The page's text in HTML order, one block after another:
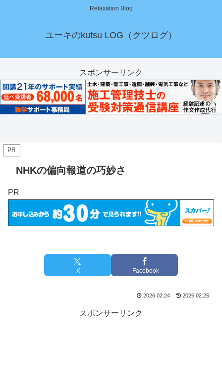
Relaxation Blog
ユーキのkutsu LOG（クツログ）
スポンサーリンク
PR
NHKの偏向報道の巧妙さ
PR
X Facebook
2026.02.24 2026.02.25
スポンサーリンク